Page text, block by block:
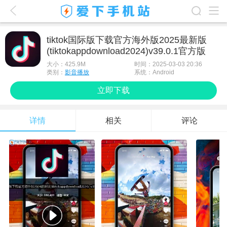
游戏排行榜
最新游戏
游戏攻略
tiktok国际版下载官方海外版2025最新版
(tiktokappdownload2024)v39.0.1官方版
大小： 425.9M
时间：2025-03-03 20:36
类别： 影音播放 系统：Android
立即下载
详情 相关 评论